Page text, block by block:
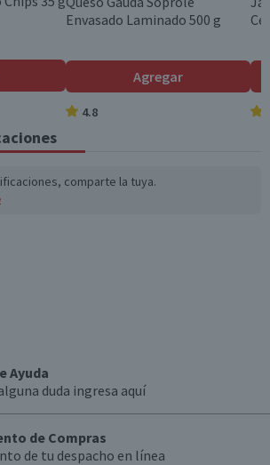
0,5
0 0
de un adulto promedio (8400 kj / 2000 kcal)
Envasado Laminado 500 g
Agregar
4.8
comparte la tuya.
Ayuda
duda ingresa aquí
de Compras
de tu despacho en línea